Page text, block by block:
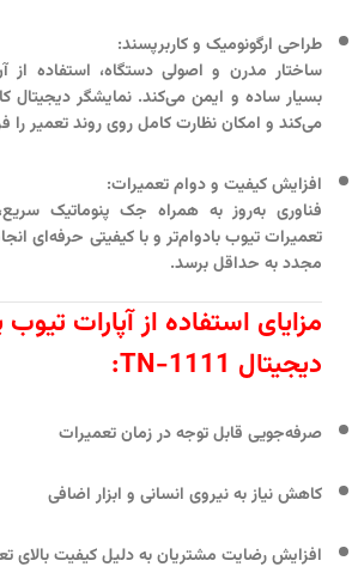
طراحی ارگونومیک و کاربرپسند:
ساختار مدرن و اصولی دستگاه، استفاده از
بسیار ساده و ایمن می‌کند. نمایشگر دیجیتال
می‌کند و امکان نظارت کامل روی روند تعمیر را
افزایش کیفیت و دوام تعمیرات:
فناوری به‌روز به همراه جک پنوماتیک
تعمیرات تیوب بادوام‌تر و با کیفیتی حرفه‌ای
مجدد به حداقل برسد.
مزایای استفاده از آپارات
دیجیتال TN-1111:
صرفه‌جویی قابل توجه در زمان تعمیرات
کاهش نیاز به نیروی انسانی و ابزار اضافی
افزایش رضایت مشتریان به دلیل کیفیت بالای